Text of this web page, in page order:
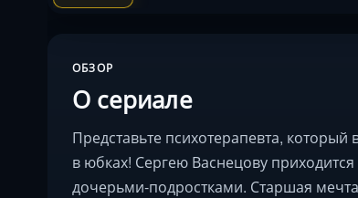
ОБЗОР
О сериале
Представьте психотерапевта,
в юбках! Сергею Васнецову приходится
дочерьми-подростками. Старшая